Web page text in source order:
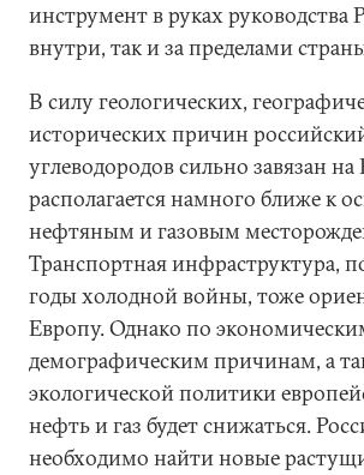
инструмент в руках руководства
внутри, так и за пределами
В силу геологических,
исторических причин
углеводородов сильно завязан
располагается намного ближе к
нефтяным и газовым
Транспортная инфраструктура,
годы холодной войны, тоже
Европу. Однако по
демографическим причинам, а
экологической политики
нефть и газ будет снижаться.
необходимо найти новые